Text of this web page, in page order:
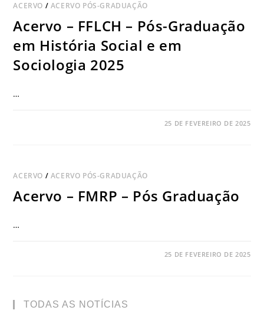
ACERVO / ACERVO PÓS-GRADUAÇÃO
Acervo – FFLCH – Pós-Graduação
em História Social e em
Sociologia 2025
…
25 DE FEVEREIRO DE 2025
ACERVO / ACERVO PÓS-GRADUAÇÃO
Acervo – FMRP – Pós Graduação
…
25 DE FEVEREIRO DE 2025
TODAS AS NOTÍCIAS